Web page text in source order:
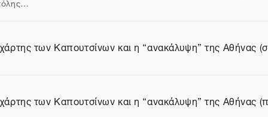
των Καπουτσίνων και η “ανακάλυψη” της Αθήνας
των Καπουτσίνων και η “ανακάλυψη” της Αθήνας